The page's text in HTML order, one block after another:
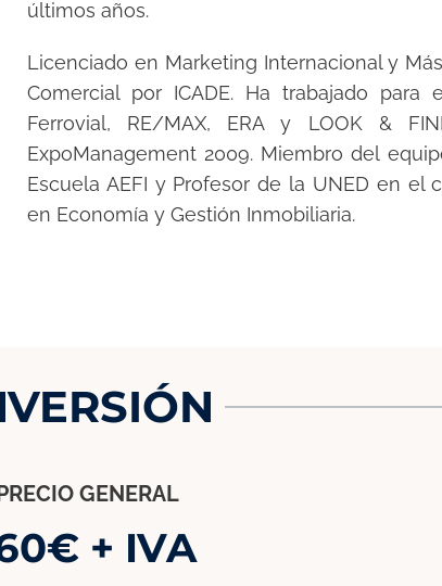
últimos años.
Licenciado en Marketing Internacional y
Comercial por ICADE. Ha trabajado para
Ferrovial, RE/MAX, ERA y LOOK &
ExpoManagement 2009. Miembro del
Escuela AEFI y Profesor de la UNED en el
en Economía y Gestión Inmobiliaria.
PRECIO GENERAL
+ IVA